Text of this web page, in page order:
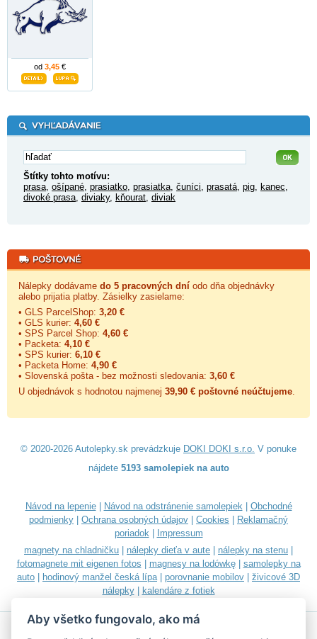
od 3,45 €
Štítky tohto motívu:
prasa, ošípané, prasiatko, prasiatka, čuníci, prasatá, pig, kanec,
divoké prasa, diviaky, kňourat, diviak
Nálepky dodávame do 5 pracovných dní odo dňa objednávky
alebo prijatia platby. Zásielky zasielame:
• GLS ParcelShop: 3,20 €
• GLS kurier: 4,60 €
• SPS Parcel Shop: 4,60 €
• Packeta: 4,10 €
• SPS kurier: 6,10 €
• Packeta Home: 4,90 €
• Slovenská pošta - bez možnosti sledovania: 3,60 €
U objednávok s hodnotou najmenej 39,90 € poštovné neúčtujeme.
© 2020-2026 Autolepky.sk prevádzkuje DOKI DOKI s.r.o. V ponuke
nájdete 5193 samolepiek na auto
Návod na lepenie| Návod na odstránenie samolepiek| Obchodné
podmienky
Ochrana osobných údajov Cookies
Reklamačný
poriadok|
Impressum
magnety na chladničku
nálepky dieťa v aute nálepky na stenu
fotomagnete mit eigenen fotos
magnesy na lodówkę| samolepky na
auto
hodinový manžel česká lípa| porovnanie mobilov
živicové 3D
nálepky| kalendáre z fotiek
Aby všetko fungovalo, ako má